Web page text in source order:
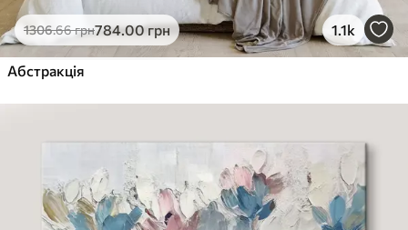
1306.66грн784.00грн 1.1k
Абстракція